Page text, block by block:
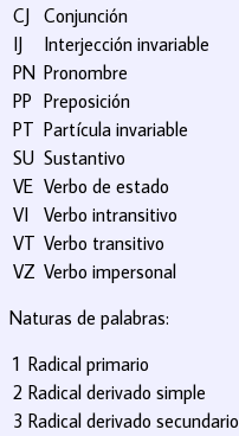
CJ Conjunción
IJ
Interjección invariable
PN Pronombre
PP Preposición
PT Partícula invariable
SU Sustantivo
VE Verbo de estado
VI
Verbo intransitivo
VT Verbo transitivo
VZ Verbo impersonal
Naturas de palabras:
1 Radical primario
2 Radical derivado simple
3 Radical derivado secundario